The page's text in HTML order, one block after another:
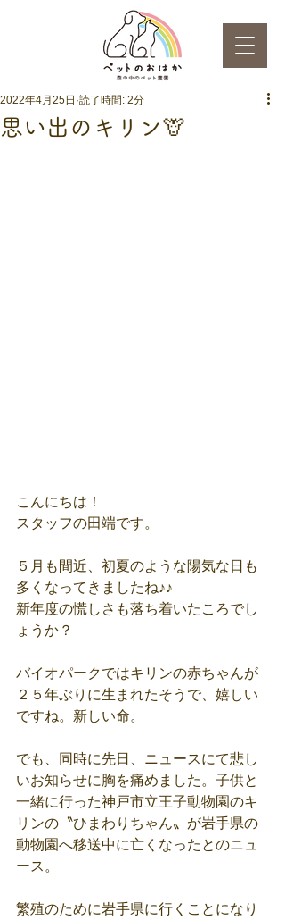
思い出のキリン🦒
2022年4月25日 読了時間: 2分
こんにちは！
スタッフの田端です。
５月も間近、初夏のような陽気な日も
多くなってきましたね♪♪
新年度の慌しさも落ち着いたころでし
ょうか？
バイオパークではキリンの赤ちゃんが
２５年ぶりに生まれたそうで、嬉しい
ですね。新しい命。
でも、同時に先日、ニュースにて悲し
いお知らせに胸を痛めました。子供と
一緒に行った神戸市立王子動物園のキ
リンの〝ひまわりちゃん〟が岩手県の
動物園へ移送中に亡くなったとのニュ
ース。
繁殖のために岩手県に行くことになり